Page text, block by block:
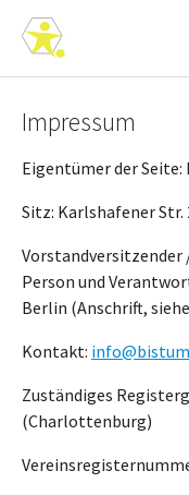
Skip to main navigation
Zum Hauptinhalt springen
Skip to page footer
Impressum
Eigentümer der Seite:
Sitz: Karlshafener Str.
Person und
Berlin (Anschrift,
Kontakt:
Zuständiges
(Charlottenburg)